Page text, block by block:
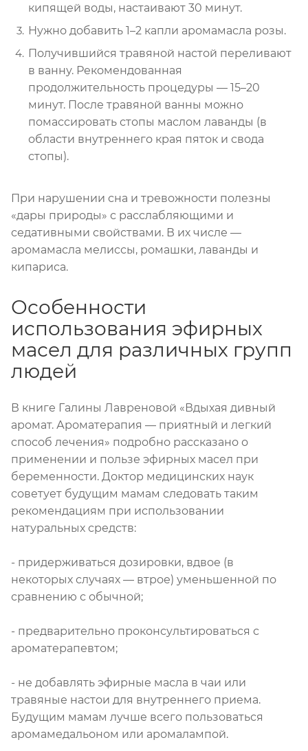
кипящей воды, настаивают 30 минут.
Нужно добавить 1–2 капли аромамасла розы.
Получившийся травяной настой переливают
в ванну. Рекомендованная
продолжительность процедуры — 15–20
минут. После травяной ванны можно
помассировать стопы маслом лаванды (в
области внутреннего края пяток и свода
стопы).
При нарушении сна и тревожности полезны
«дары природы» с расслабляющими и
седативными свойствами. В их числе —
аромамасла мелиссы, ромашки, лаванды и
кипариса.
Особенности
использования эфирных
масел для различных групп
людей
В книге Галины Лавреновой «Вдыхая дивный
аромат. Ароматерапия — приятный и легкий
способ лечения» подробно рассказано о
применении и пользе эфирных масел при
беременности. Доктор медицинских наук
советует будущим мамам следовать таким
рекомендациям при использовании
натуральных средств:
- придерживаться дозировки, вдвое (в
некоторых случаях — втрое) уменьшенной по
сравнению с обычной;
- предварительно проконсультироваться с
ароматерапевтом;
- не добавлять эфирные масла в чаи или
травяные настои для внутреннего приема.
Будущим мамам лучше всего пользоваться
аромамедальоном или аромалампой.